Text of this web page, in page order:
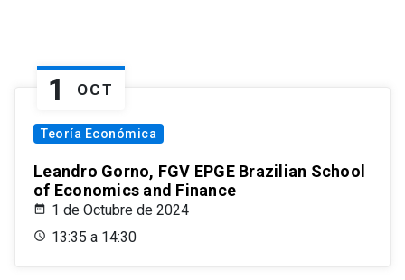
1 OCT
Teoría Económica
Leandro Gorno, FGV EPGE Brazilian School
of Economics and Finance
1 de Octubre de 2024
13:35 a 14:30